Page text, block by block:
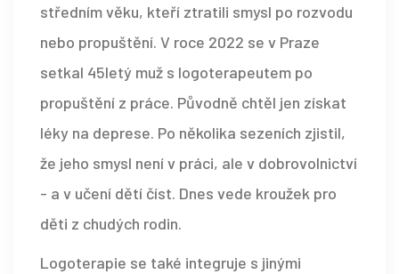
středním věku, kteří ztratili smysl po rozvodu
nebo propuštění. V roce 2022 se v Praze
setkal 45letý muž s logoterapeutem po
propuštění z práce. Původně chtěl jen získat
léky na deprese. Po několika sezeních zjistil,
že jeho smysl není v práci, ale v dobrovolnictví
- a v učení dětí číst. Dnes vede kroužek pro
děti z chudých rodin.
Logoterapie se také integruje s jinými